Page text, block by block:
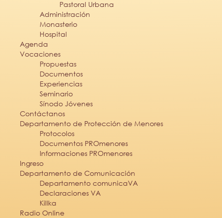
Pastoral Urbana
Administración
Monasterio
Hospital
Agenda
Vocaciones
Propuestas
Documentos
Experiencias
Seminario
Sínodo Jóvenes
Contáctanos
Departamento de Protección de Menores
Protocolos
Documentos PROmenores
Informaciones PROmenores
Ingreso
Departamento de Comunicación
Departamento comunicaVA
Declaraciones VA
Killka
Radio Online